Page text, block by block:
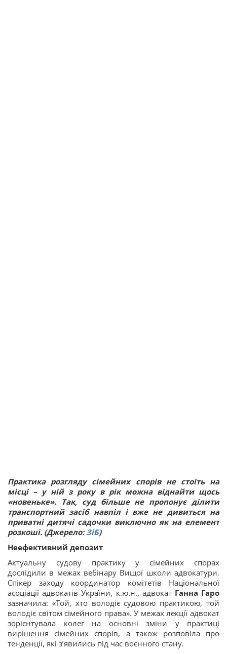
Практика розгляду сімейних спорів не стоїть на
місці – у ній з року в рік можна віднайти щось
«новеньке». Так, суд більше не пропонує ділити
транспортний засіб навпіл і вже не дивиться на
приватні дитячі садочки виключно як на елемент
розкоші. (Джерело:ЗіБ)
Неефективний депозит
Актуальну судову практику у сімейних спорах
дослідили в межах вебінару Вищої школи адвокатури.
Спікер заходу координатор комітетів Національної
асоціації адвокатів України, к.ю.н., адвокат Ганна Гаро
зазначила: «Той, хто володіє судовою практикою, той
володіє світом сімейного права». У межах лекції адвокат
зорієнтувала колег на основні зміни у практиці
вирішення сімейних спорів, а також розповіла про
тенденції, які з’явились під час воєнного стану.